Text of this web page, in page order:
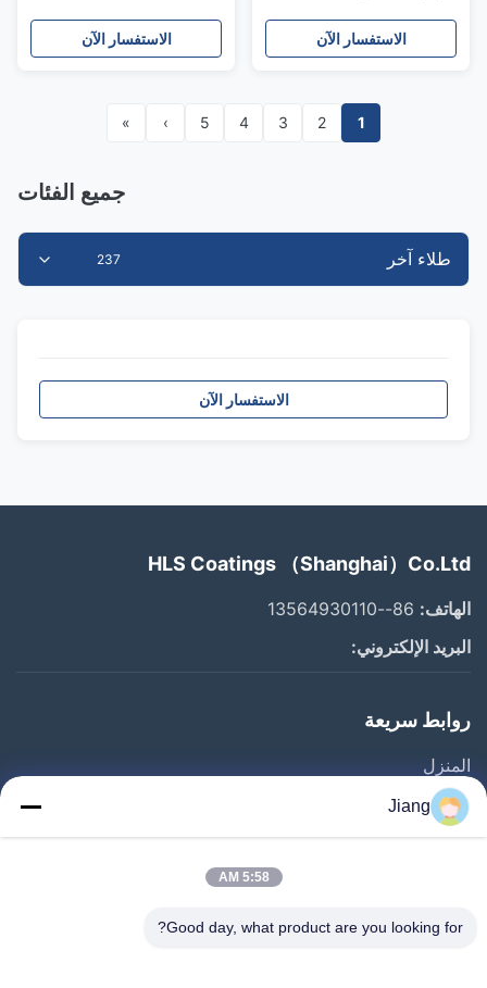
الاستفسار الآن
الاستفسار الآن
1
2
3
4
5
›
»
جميع الفئات
طلاء آخر 237
الاستفسار الآن
HLS Coatings （Shanghai）Co.Ltd
الهاتف:
البريد الإلكتروني:
روابط سريعة
المنزل
المنتجات
فيديوهات
حولنا
Jiang
5:58 AM
Good day, what product are you looking for?